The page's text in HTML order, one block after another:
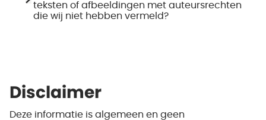
teksten of afbeeldingen met auteursrechten
die wij niet hebben vermeld?
Disclaimer
Deze informatie is algemeen en geen